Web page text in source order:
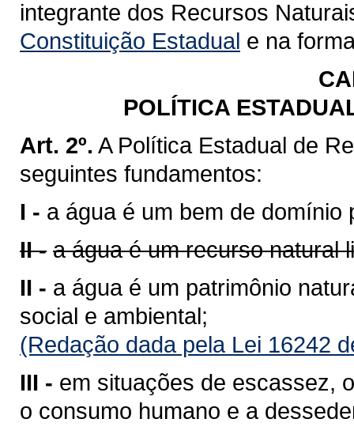
integrante dos Recursos
Constituição Estadual e na
POLÍTICA
Art. 2º. A Política Estadual de
seguintes fundamentos:
I - a água é um bem de domínio
II - a água é um recurso natural
II - a água é um patrimônio
social e ambiental;
(Redação dada pela Lei 16242
III - em situações de escassez,
o consumo humano e a